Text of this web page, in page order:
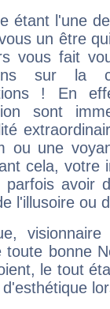
étant l'une
un être
vous fait
sur la
! En
sont
ou une
cela, votre
parfois avoir
l'illusoire ou
toute bonne
le tout